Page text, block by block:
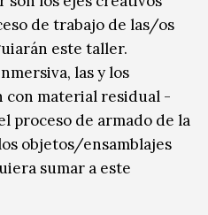
de trabajo de las/os
este taller.
las y los
con material residual -
proceso de armado de la
objetos/ensamblajes
sumar a este